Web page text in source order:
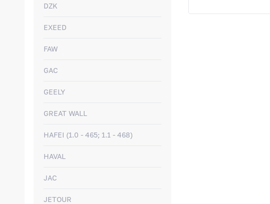
DZK
EXEED
FAW
GAC
GEELY
GREAT WALL
HAFEI (1.0 - 465; 1.1 - 468)
HAVAL
JAC
JETOUR